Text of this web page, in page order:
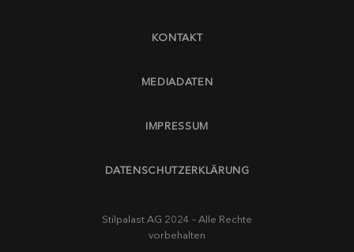
KONTAKT
MEDIADATEN
IMPRESSUM
DATENSCHUTZERKLÄRUNG
Stilpalast AG 2024 – Alle Rechte
vorbehalten